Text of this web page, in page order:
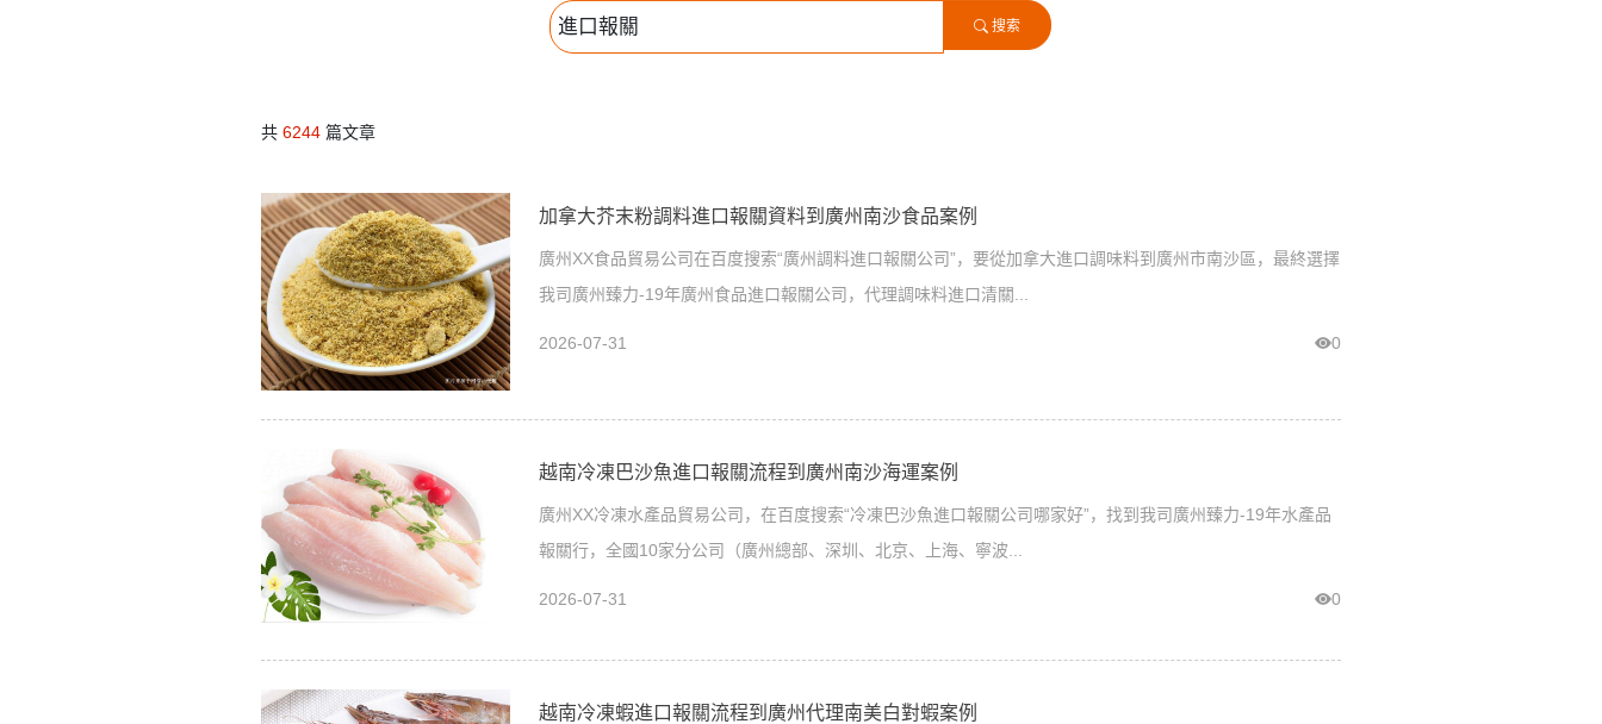
搜索
共 6244 篇文章
加拿大芥末粉調料進口報關資料到廣州南沙食品案例
廣州XX食品貿易公司在百度搜索“廣州調料進口報關公司”，要從加拿大進口調味料到廣州市南沙區，最終選擇
我司廣州臻力-19年廣州食品進口報關公司，代理調味料進口清關...
0
2026-07-31
越南冷凍巴沙魚進口報關流程到廣州南沙海運案例
廣州XX冷凍水產品貿易公司，在百度搜索“冷凍巴沙魚進口報關公司哪家好”，找到我司廣州臻力-19年水產品
報關行，全國10家分公司（廣州總部、深圳、北京、上海、寧波...
0
2026-07-31
越南冷凍蝦進口報關流程到廣州代理南美白對蝦案例